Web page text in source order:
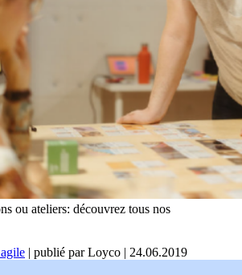
ou ateliers: découvrez tous nos
| publié par Loyco | 24.06.2019